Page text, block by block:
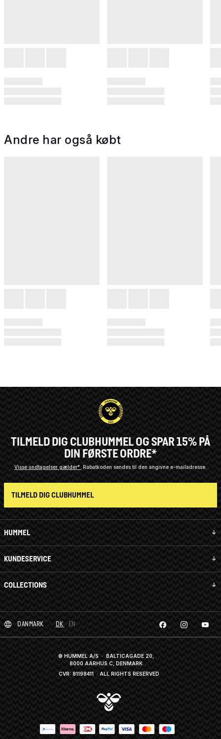
Andre har også købt
HUMMEL
KUNDESERVICE
COLLECTIONS
TILMELD DIG CLUBHUMMEL OG SPAR 15% PÅ
DIN FØRSTE ORDRE*
Visse undtagelser gælder* Rabatkoden sendes til den angivne e-mailadresse.
TILMELD DIG CLUBHUMMEL
DANMARK DK EN
© HUMMEL A/S · BALTICAGADE 20,
8000 AARHUS C, DENMARK
CVR: 81198411 · ALL RIGHTS RESERVED